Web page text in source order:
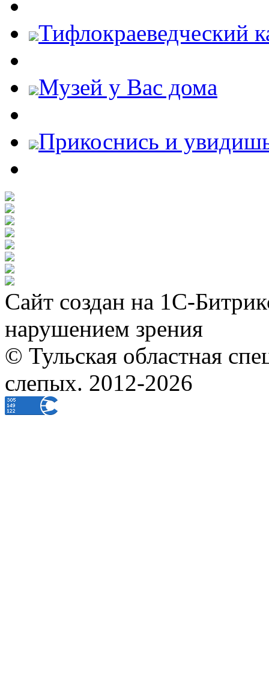
Тифлокраеведческий
Музей у Вас дома
Прикоснись и
Сайт создан на 1С-
нарушением зрения
© Тульская областная
слепых. 2012-2026